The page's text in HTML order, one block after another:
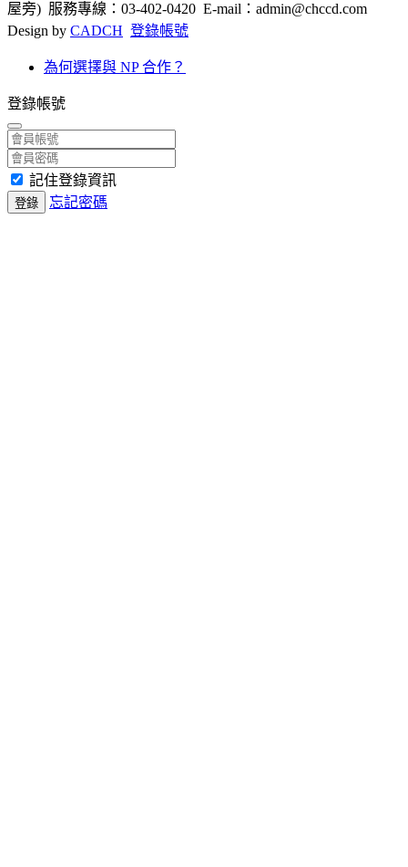
屋旁) 服務專線：03-402-0420 E-mail：admin@chccd.com
Design by CADCH 登錄帳號
為何選擇與 NP 合作？
登錄帳號
記住登錄資訊
登錄 忘記密碼